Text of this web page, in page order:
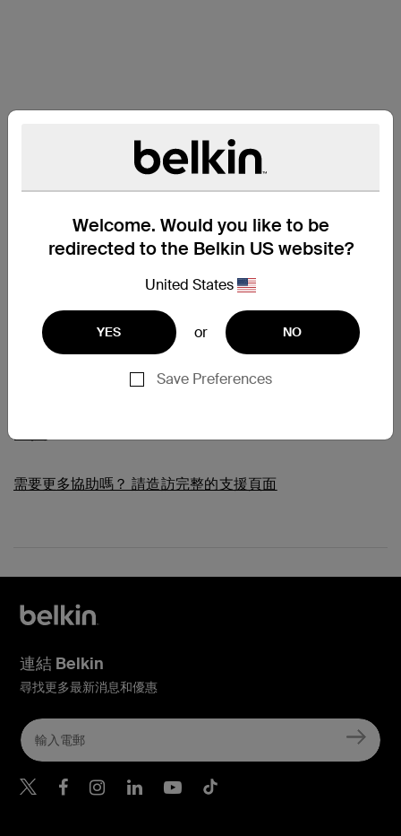
Welcome. Would you like to be
redirected to the Belkin US website?
United States
YES or NO
Save Preferences
需要更多協助嗎？ 請造訪完整的支援頁面
連結 Belkin
尋找更多最新消息和優惠
Belkin Twitter
Belkin Hong Kong
Belkin Instagram
Belkin Hong Kong
Belkin Youtube
Belkin TikTok